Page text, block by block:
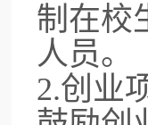
制在校
人员。
2.创业